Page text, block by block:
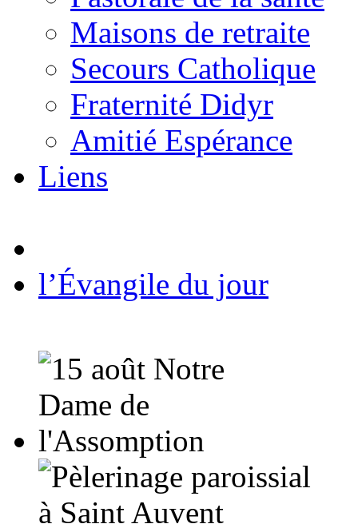
Maisons de retraite
Secours Catholique
Fraternité Didyr
Amitié Espérance
Liens
l’Évangile du jour